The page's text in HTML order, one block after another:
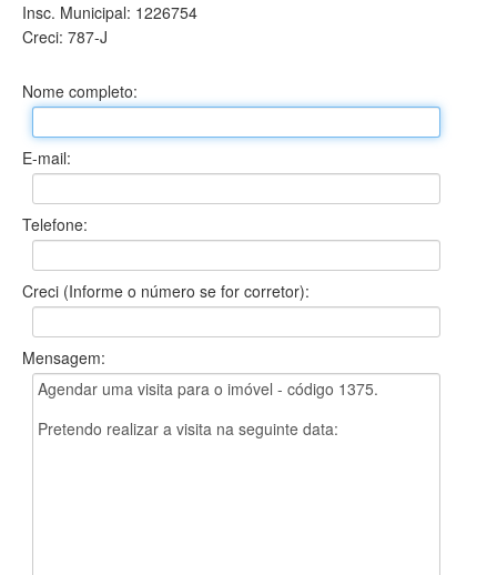
Insc. Municipal: 1226754
Creci: 787-J
Nome completo:
E-mail:
Telefone:
Creci (Informe o número se for corretor):
Mensagem: